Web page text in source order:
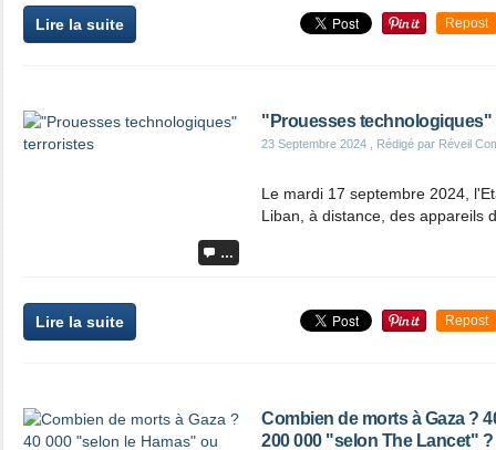
Lire la suite Repost
…
"Prouesses technologiques"
23 Septembre 2024 , Rédigé par Réveil
Le mardi 17 septembre 2024,
Liban, à distance, des appareils
Lire la suite Repost
Combien de morts à Gaza ?
200 000 "selon The Lancet" ?